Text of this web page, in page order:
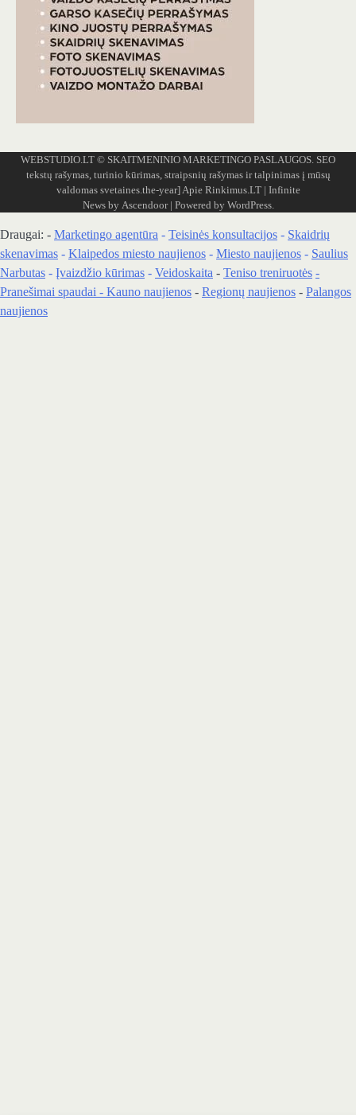
WEBSTUDIO.LT © SKAITMENINIO MARKETINGO PASLAUGOS. SEO
tekstų rašymas, turinio kūrimas, straipsnių rašymas ir talpinimas į mūsų
valdomas svetaines.the-year] Apie Rinkimus.LT| Infinite
News by Ascendoor| Powered by WordPress.
Draugai: - Marketingo agentūra - Teisinės konsultacijos - Skaidrių
skenavimas - Klaipedos miesto naujienos - Miesto naujienos - Saulius
Narbutas - Įvaizdžio kūrimas - Veidoskaita - Teniso treniruotės -
Pranešimai spaudai - Kauno naujienos - Regionų naujienos - Palangos
naujienos